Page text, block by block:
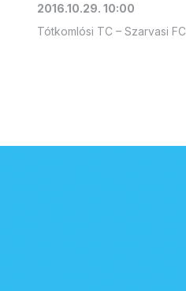
2016.10.29. 10:00
Tótkomlósi TC – Szarvasi FC